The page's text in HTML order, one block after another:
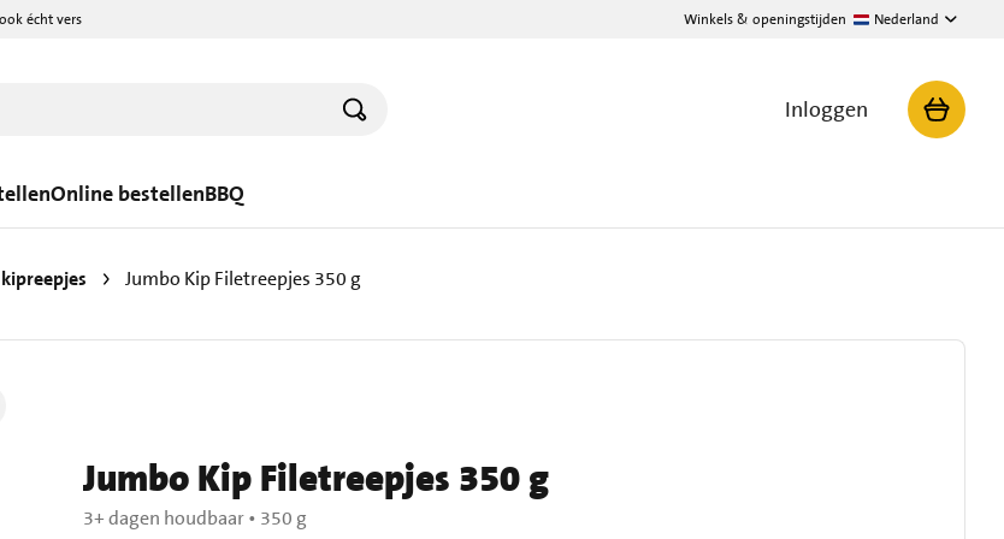
écht vers Winkels & openingstijden Nederland
Inloggen
Online bestellenBBQ
Jumbo Kip Filetreepjes 350 g
Jumbo Kip Filetreepjes 350 g
3+ dagen houdbaar• 350 g